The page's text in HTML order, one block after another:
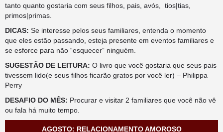
tanto quanto gostaria com seus filhos, pais, avós, tios|tias,
primos|primas.
DICAS: Se interesse pelos seus familiares, entenda o momento
que eles estão passando, esteja presente em eventos familiares e
se esforce para não “esquecer” ninguém.
SUGESTÃO DE LEITURA: O livro que você gostaria que seus pais
tivessem lido(e seus filhos ficarão gratos por você ler) – Philippa
Perry
DESAFIO DO MÊS: Procurar e visitar 2 familiares que você não vê
ou fala há muito tempo.
AGOSTO: RELACIONAMENTO AMOROSO